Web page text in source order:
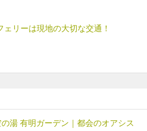
ェリーは現地の大切な交通！
の湯 有明ガーデン｜都会のオアシス